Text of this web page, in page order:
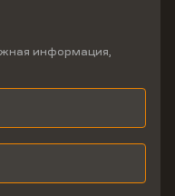
информация,